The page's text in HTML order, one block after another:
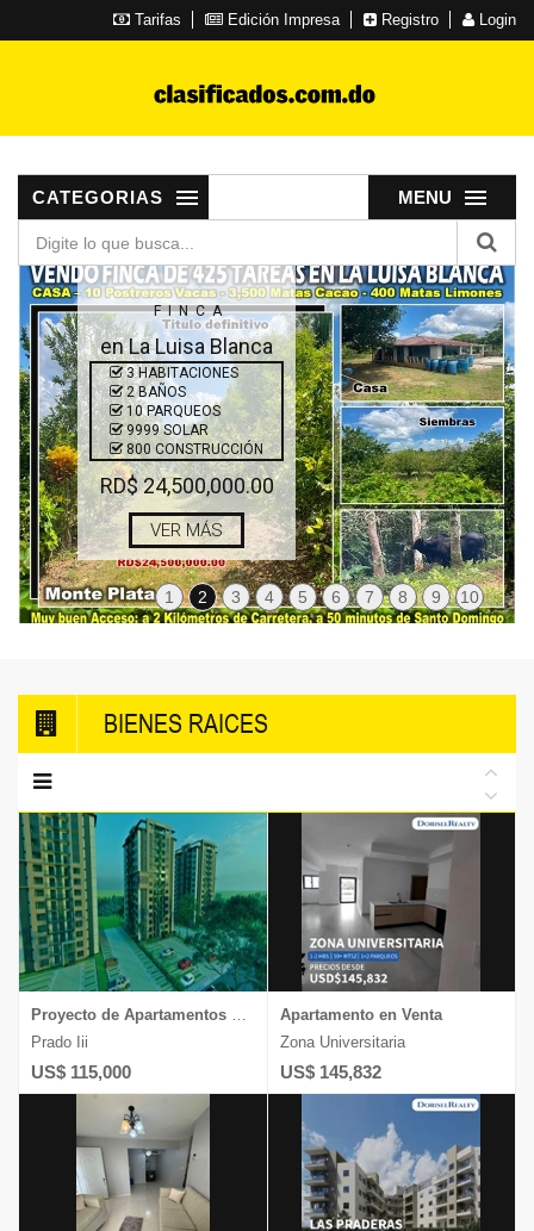
Tarifas Edición Impresa Registro Login
MENU
CATEGORIAS
FINCA
en La Luisa Blanca
3 HABITACIONES
2 BAÑOS
10 PARQUEOS
9999 SOLAR
800 CONSTRUCCIÓN
RD$ 24,500,000.00
VER MÁS
1 2 3 4 5 6 7 8 9 10
BIENES RAICES
Proyecto de Apartamentos en Venta
Prado Iii
US$ 115,000
Apartamento en Venta
Zona Universitaria
US$ 145,832